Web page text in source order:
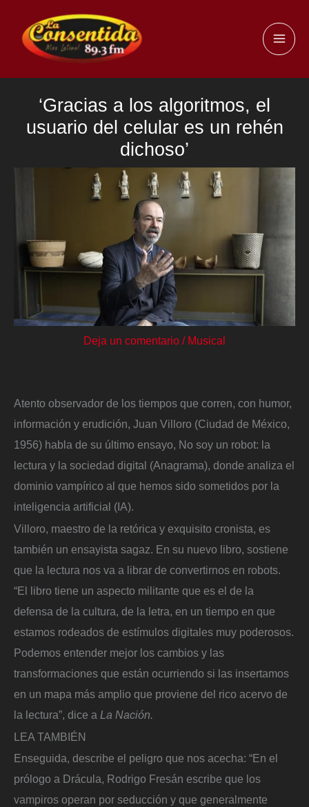
contenido
‘Gracias a los algoritmos, el
usuario del celular es un rehén
dichoso’
Deja un comentario / Musical
Atento observador de los tiempos que corren, con humor,
información y erudición, Juan Villoro (Ciudad de México,
1956) habla de su último ensayo, No soy un robot: la
lectura y la sociedad digital (Anagrama), donde analiza el
dominio vampírico al que hemos sido sometidos por la
inteligencia artificial (IA).
Villoro, maestro de la retórica y exquisito cronista, es
también un ensayista sagaz. En su nuevo libro, sostiene
que la lectura nos va a librar de convertirnos en robots.
“El libro tiene un aspecto militante que es el de la
defensa de la cultura, de la letra, en un tiempo en que
estamos rodeados de estímulos digitales muy poderosos.
Podemos entender mejor los cambios y las
transformaciones que están ocurriendo si las insertamos
en un mapa más amplio que proviene del rico acervo de
la lectura”, dice a La Nación.
LEA TAMBIÉN
Enseguida, describe el peligro que nos acecha: “En el
prólogo a Drácula, Rodrigo Fresán escribe que los
vampiros operan por seducción y que generalmente